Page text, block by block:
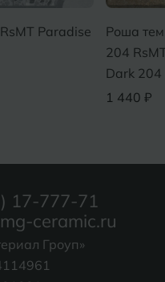
Paradise
Роша
204
Dark 204
1 440 ₽
17-777-71
ceramic.ru
Гроуп»